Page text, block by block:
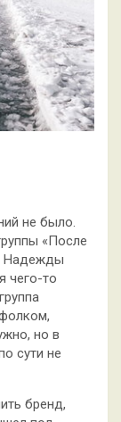
не было.
«После
Надежды
чего-то
но в
сути не
бренд,